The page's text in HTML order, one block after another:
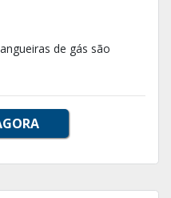
de gás são